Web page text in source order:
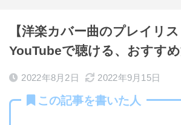
【洋楽カバー曲のプレイリス
YouTubeで聴ける、おすす
2022年8月2日 2022年9月15日
この記事を書いた人